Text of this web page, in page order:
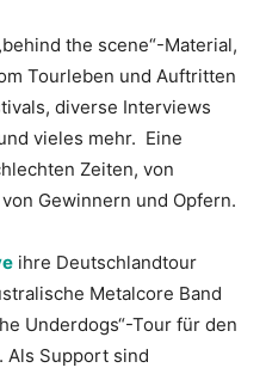
the scene“-Material,
Tourleben und Auftritten
diverse Interviews
vieles mehr. Eine
Zeiten, von
Gewinnern und Opfern.
ihre Deutschlandtour
Metalcore Band
Underdogs“-Tour für den
Als Support sind